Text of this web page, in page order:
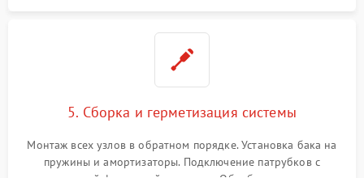
5. Сборка и герметизация системы
Монтаж всех узлов в обратном порядке. Установка бака на
пружины и амортизаторы. Подключение патрубков с